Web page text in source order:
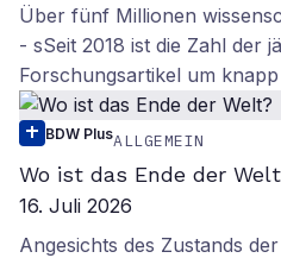
Über fünf Millionen
- sSeit 2018 ist die Zahl der
Forschungsartikel um
BDW PlusALLGEMEIN
Wo ist das Ende der
16. Juli 2026
Angesichts des Zustands